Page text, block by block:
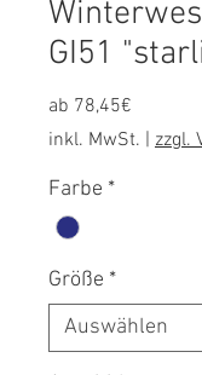
GI51
ab 78,45€
Preis
inkl. MwSt. zzgl.
Farbe *
Größe *